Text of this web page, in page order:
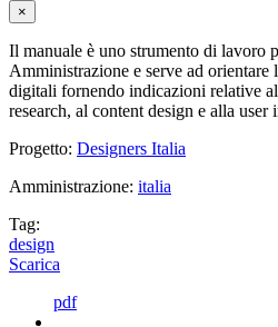
×
Il manuale è uno strumento di lavoro
Amministrazione e serve ad orientare
digitali fornendo indicazioni relative
research, al content design e alla user
Progetto: Designers Italia
Amministrazione: italia
Tag:
design
Scarica
pdf